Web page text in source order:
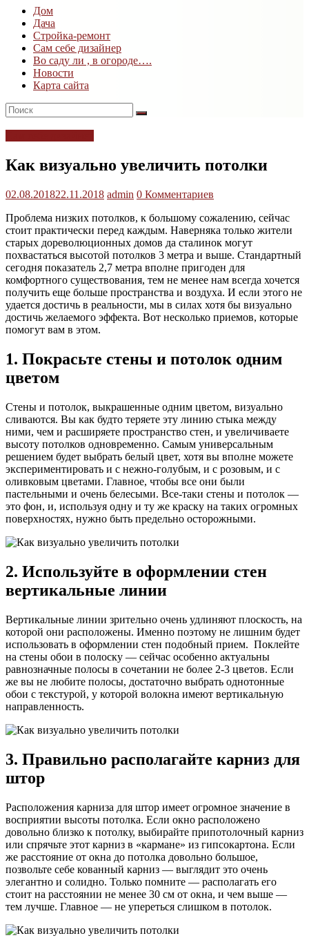
Дом
дача
Дом
Дача
Стройка-ремонт
Сам себе дизайнер
Во саду ли , в огороде….
Новости
Карта сайта
Как визуально увеличить потолки
02.08.201822.11.2018 admin 0 Комментариев
Проблема низких потолков, к большому сожалению, сейчас
стоит практически перед каждым. Наверняка только жители
старых дореволюционных домов да сталинок могут
похвастаться высотой потолков 3 метра и выше. Стандартный
сегодня показатель 2,7 метра вполне пригоден для
комфортного существования, тем не менее нам всегда хочется
получить еще больше пространства и воздуха. И если этого не
удается достичь в реальности, мы в силах хотя бы визуально
достичь желаемого эффекта. Вот несколько приемов, которые
помогут вам в этом.
1. Покрасьте стены и потолок одним
цветом
Стены и потолок, выкрашенные одним цветом, визуально
сливаются. Вы как будто теряете эту линию стыка между
ними, чем и расширяете пространство стен, и увеличиваете
высоту потолков одновременно. Самым универсальным
решением будет выбрать белый цвет, хотя вы вполне можете
экспериментировать и с нежно-голубым, и с розовым, и с
оливковым цветами. Главное, чтобы все они были
пастельными и очень белесыми. Все-таки стены и потолок —
это фон, и, используя одну и ту же краску на таких огромных
поверхностях, нужно быть предельно осторожными.
2. Используйте в оформлении стен
вертикальные линии
Вертикальные линии зрительно очень удлиняют плоскость, на
которой они расположены. Именно поэтому не лишним будет
использовать в оформлении стен подобный прием. Поклейте
на стены обои в полоску — сейчас особенно актуальны
равнозначные полосы в сочетании не более 2-3 цветов. Если
же вы не любите полосы, достаточно выбрать однотонные
обои с текстурой, у которой волокна имеют вертикальную
направленность.
3. Правильно располагайте карниз для
штор
Расположения карниза для штор имеет огромное значение в
восприятии высоты потолка. Если окно расположено
довольно близко к потолку, выбирайте припотолочный карниз
или спрячьте этот карниз в «кармане» из гипсокартона. Если
же расстояние от окна до потолка довольно большое,
позвольте себе кованный карниз — выглядит это очень
элегантно и солидно. Только помните — располагать его
стоит на расстоянии не менее 30 см от окна, и чем выше —
тем лучше. Главное — не упереться слишком в потолок.